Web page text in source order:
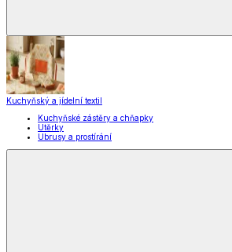
Kuchyňský a jídelní textil
Kuchyňské zástěry a chňapky
Utěrky
Ubrusy a prostírání